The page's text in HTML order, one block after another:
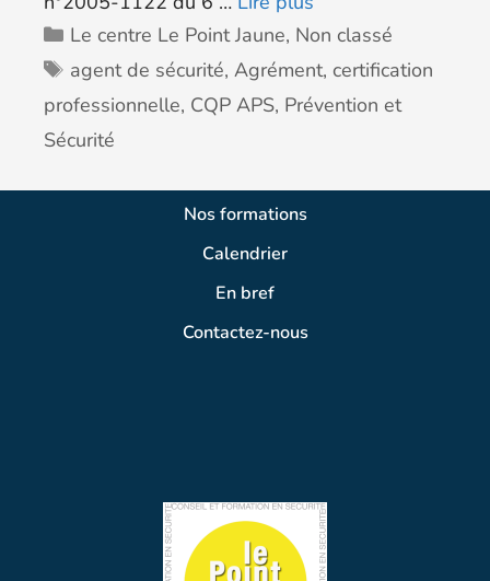
Le centre Le Point Jaune, Non classé
agent de sécurité, Agrément, certification
professionnelle, CQP APS, Prévention et
Sécurité
Nos formations
Calendrier
En bref
Contactez-nous